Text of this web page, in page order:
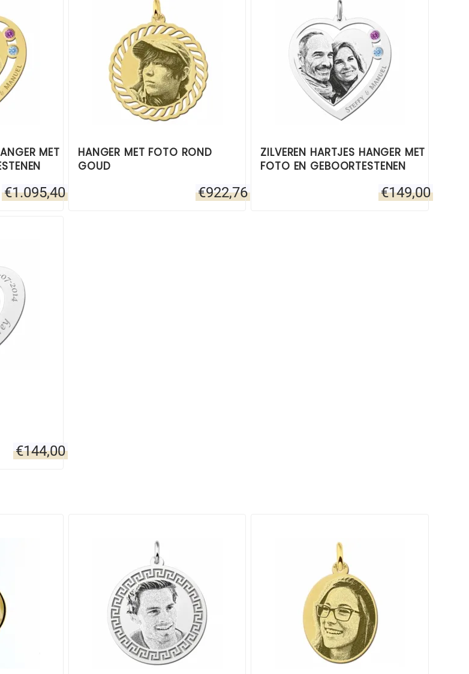
MET
€1.095,40
HANGER MET FOTO ROND
GOUD
€922,76
ZILVEREN HARTJES HANGER MET
FOTO EN GEBOORTESTENEN
€149,00
€144,00